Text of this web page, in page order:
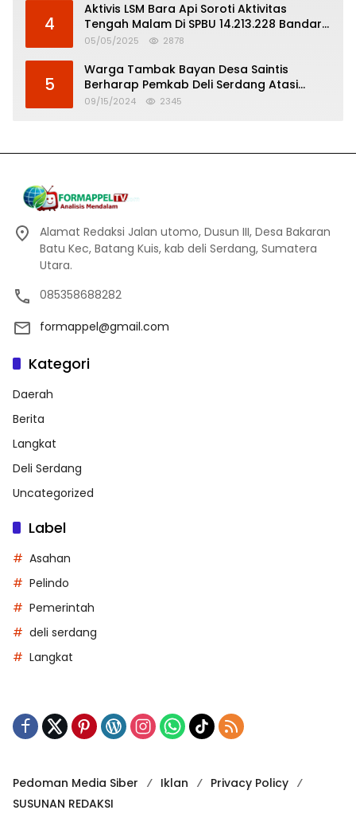
4
Aktivis LSM Bara Api Soroti Aktivitas
Tengah Malam Di SPBU 14.213.228 Bandar
Tinggi
05/05/2025 2878
5
Warga Tambak Bayan Desa Saintis
Berharap Pemkab Deli Serdang Atasi
Banjir
09/15/2024 2345
Alamat Redaksi Jalan utomo, Dusun III, Desa Bakaran
Batu Kec, Batang Kuis, kab deli Serdang, Sumatera
Utara.
085358688282
formappel@gmail.com
Kategori
Daerah
Berita
Langkat
Deli Serdang
Uncategorized
Label
Asahan
Pelindo
Pemerintah
deli serdang
Langkat
Pedoman Media Siber Iklan
Privacy Policy
SUSUNAN REDAKSI